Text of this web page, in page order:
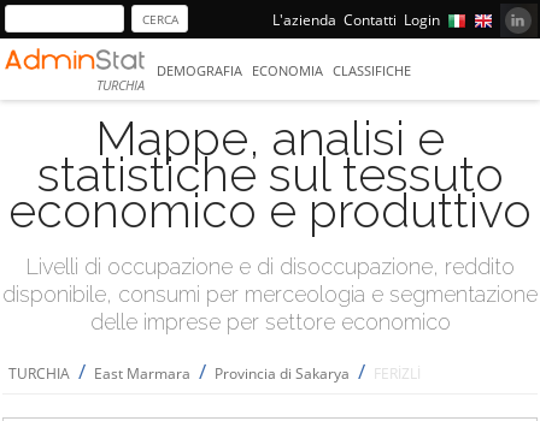
L'azienda Contatti Login
TURCHIA
DEMOGRAFIA ECONOMIA CLASSIFICHE
Mappe, analisi e
statistiche sul tessuto
economico e produttivo
Livelli di occupazione e di disoccupazione, reddito
disponibile, consumi per merceologia e segmentazione
delle imprese per settore economico
TURCHIA / East Marmara / Provincia di Sakarya / FERİZLİ